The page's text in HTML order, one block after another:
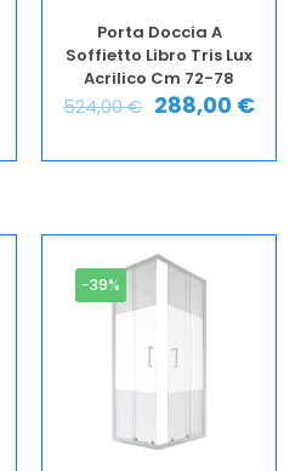
Porta Doccia A
Soffietto Libro Tris Lux
Acrilico Cm 72-78
524,00€ 288,00 €
-39%